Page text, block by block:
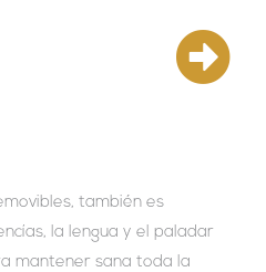
también es
la lengua y el paladar
mantener sana toda la